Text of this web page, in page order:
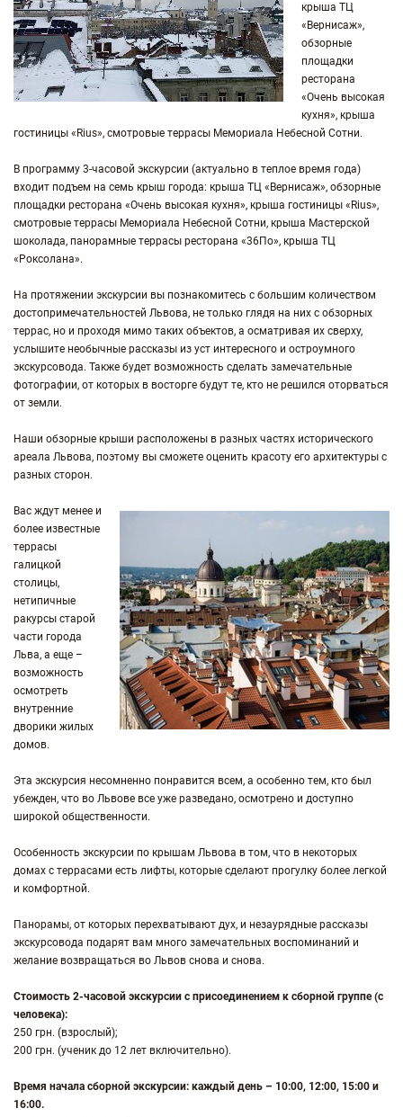
крыша ТЦ
«Вернисаж»,
обзорные
площадки
ресторана
«Очень высокая
кухня», крыша
гостиницы «Rius», смотровые террасы Мемориала Небесной Сотни.
В программу 3-часовой экскурсии (актуально в теплое время года)
входит подъем на семь крыш города: крыша ТЦ «Вернисаж», обзорные
площадки ресторана «Очень высокая кухня», крыша гостиницы «Rius»,
смотровые террасы Мемориала Небесной Сотни, крыша Мастерской
шоколада, панорамные террасы ресторана «36По», крыша ТЦ
«Роксолана».
На протяжении экскурсии вы познакомитесь с большим количеством
достопримечательностей Львова, не только глядя на них с обзорных
террас, но и проходя мимо таких объектов, а осматривая их сверху,
услышите необычные рассказы из уст интересного и остроумного
экскурсовода. Также будет возможность сделать замечательные
фотографии, от которых в восторге будут те, кто не решился оторваться
от земли.
Наши обзорные крыши расположены в разных частях исторического
ареала Львова, поэтому вы сможете оценить красоту его архитектуры с
разных сторон.
Вас ждут менее и
более известные
террасы
галицкой
столицы,
нетипичные
ракурсы старой
части города
Льва, а еще –
возможность
осмотреть
внутренние
дворики жилых
домов.
Эта экскурсия несомненно понравится всем, а особенно тем, кто был
убежден, что во Львове все уже разведано, осмотрено и доступно
широкой общественности.
Особенность экскурсии по крышам Львова в том, что в некоторых
домах с террасами есть лифты, которые сделают прогулку более легкой
и комфортной.
Панорамы, от которых перехватывают дух, и незаурядные рассказы
экскурсовода подарят вам много замечательных воспоминаний и
желание возвращаться во Львов снова и снова.
Стоимость 2-часовой экскурсии с присоединением к сборной группе (с
человека):
250 грн. (взрослый);
200 грн. (ученик до 12 лет включительно).
Время начала сборной экскурсии: каждый день – 10:00, 12:00, 15:00 и
16:00.